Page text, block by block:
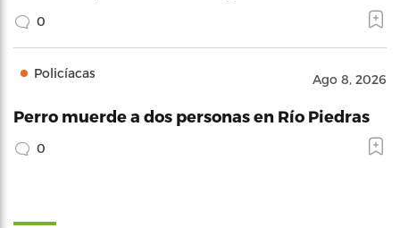
0
Policíacas Ago 8, 2026
Perro muerde a dos personas en Río Piedras
0